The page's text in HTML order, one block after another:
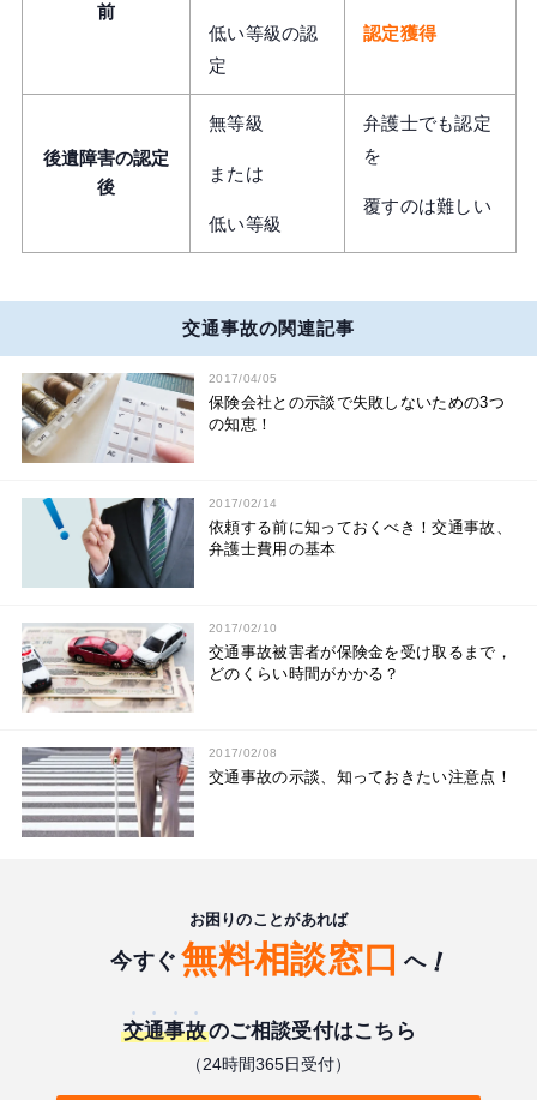
前
低い等級の認
定
認定獲得
後遺障害の認定
後
無等級
または
低い等級
弁護士でも認定
を
覆すのは難しい
交通事故の関連記事
2017/04/05
保険会社との示談で失敗しないための3つ
の知恵！
2017/02/14
依頼する前に知っておくべき！交通事故、
弁護士費用の基本
2017/02/10
交通事故被害者が保険金を受け取るまで，
どのくらい時間がかかる？
2017/02/08
交通事故の示談、知っておきたい注意点！
お困りのことがあれば
今すぐ 無料相談窓口 へ
交通事故のご相談受付はこちら
（24時間365日受付）